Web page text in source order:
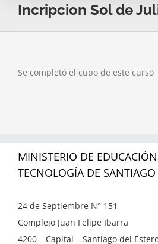
Incripcion Sol de
Se completó el cupo de este curso
MINISTERIO DE
TECNOLOGÍA DE SANTIAGO
24 de Septiembre N° 151
Complejo Juan Felipe Ibarra
4200 – Capital – Santiago del